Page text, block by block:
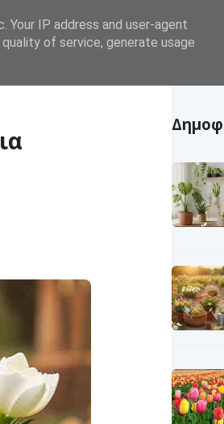
Βότανα
IP address and user-agent
of service, generate usage